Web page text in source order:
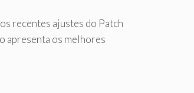
recentes ajustes do Patch
apresenta os melhores